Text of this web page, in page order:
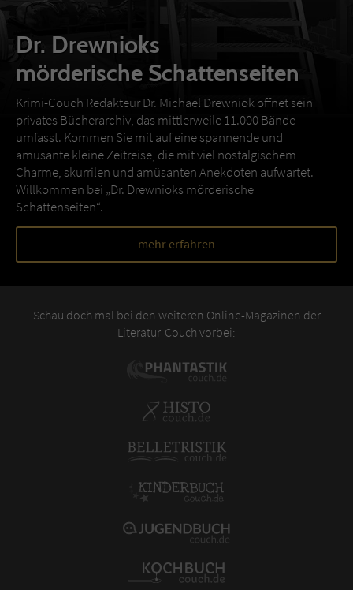
Dr. Drewnioks
mörderische Schattenseiten
Krimi-Couch Redakteur Dr. Michael Drewniok öffnet sein
privates Bücherarchiv, das mittlerweile 11.000 Bände
umfasst. Kommen Sie mit auf eine spannende und
amüsante kleine Zeitreise, die mit viel nostalgischem
Charme, skurrilen und amüsanten Anekdoten aufwartet.
Willkommen bei „Dr. Drewnioks mörderische
Schattenseiten“.
mehr erfahren
Schau doch mal bei den weiteren Online-Magazinen der
Literatur-Couch vorbei: